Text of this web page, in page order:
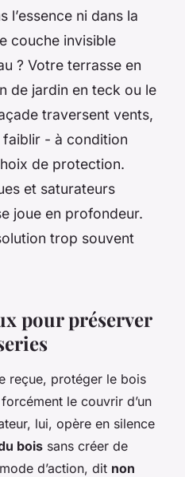
l’essence ni dans la
couche invisible
? Votre terrasse en
de jardin en teck ou le
traversent vents,
faiblir - à condition
de protection.
et saturateurs
joue en profondeur.
trop souvent
pour préserver
reçue, protéger le bois
le couvrir d’un
lui, opère en silence
bois sans créer de
d’action, dit non